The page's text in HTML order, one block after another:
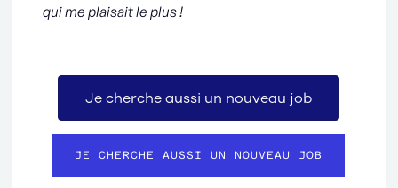
qui me plaisait le plus !
Je cherche aussi un nouveau job
JE CHERCHE AUSSI UN NOUVEAU JOB